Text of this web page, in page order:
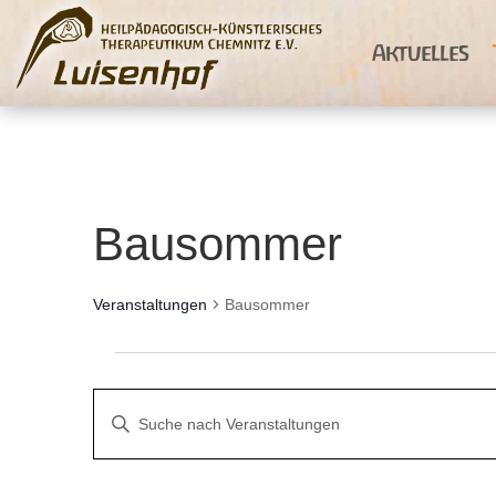
Aktuelles
Bausommer
Veranstaltungen Bausommer
Suche
und
Bitte